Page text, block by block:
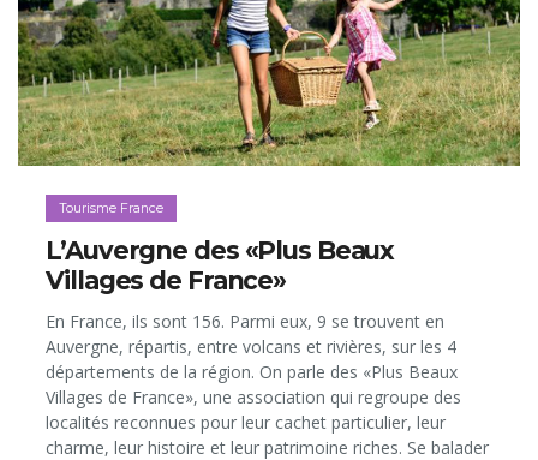
Tourisme France
L’Auvergne des «Plus Beaux
Villages de France»
En France, ils sont 156. Parmi eux, 9 se trouvent en
Auvergne, répartis, entre volcans et rivières, sur les 4
départements de la région. On parle des «Plus Beaux
Villages de France», une association qui regroupe des
localités reconnues pour leur cachet particulier, leur
charme, leur histoire et leur patrimoine riches. Se balader